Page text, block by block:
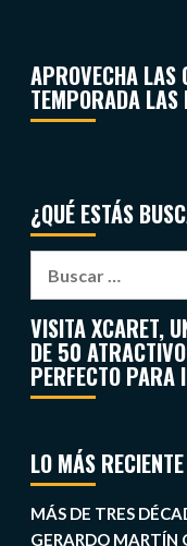
APROVECHA LAS
TEMPORADA
¿QUÉ ESTÁS
VISITA XCARET,
DE 50
PERFECTO PARA
LO MÁS RECIENTE
MÁS DE TRES
GERARDO MARTÍN